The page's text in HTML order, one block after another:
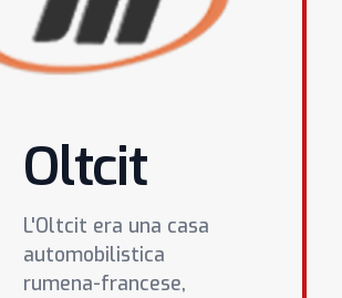
Oltcit
L'Oltcit era una casa
automobilistica
rumena-francese,